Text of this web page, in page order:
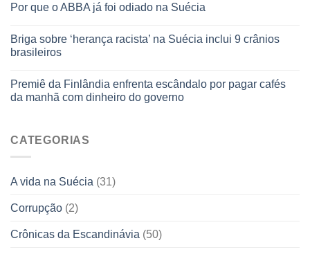
Por que o ABBA já foi odiado na Suécia
Briga sobre ‘herança racista’ na Suécia inclui 9 crânios
brasileiros
Premiê da Finlândia enfrenta escândalo por pagar cafés
da manhã com dinheiro do governo
CATEGORIAS
A vida na Suécia (31)
Corrupção (2)
Crônicas da Escandinávia (50)